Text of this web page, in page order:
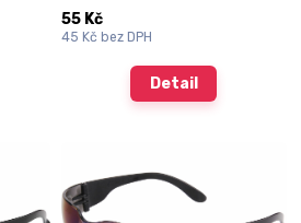
55 Kč
45 Kč bez DPH
Detail